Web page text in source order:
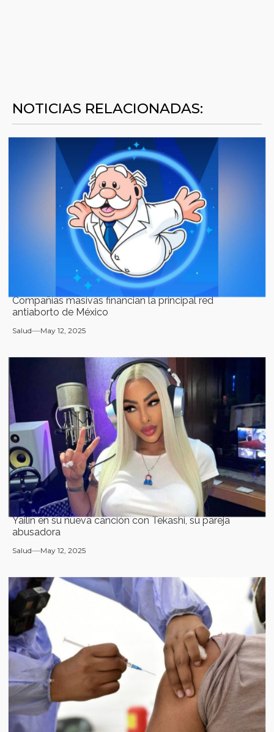
NOTICIAS RELACIONADAS:
Compañías masivas financian la principal red
antiaborto de México
Salud May 12, 2025
Yailin en su nueva canción con Tekashi, su pareja
abusadora
Salud May 12, 2025